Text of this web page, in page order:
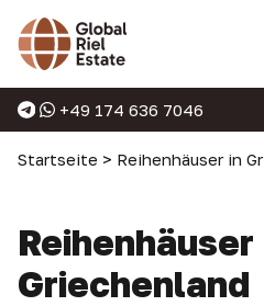
+49 174 636 7046
Startseite > Reihenhäuser in
Reihenhäuser
Griechenland